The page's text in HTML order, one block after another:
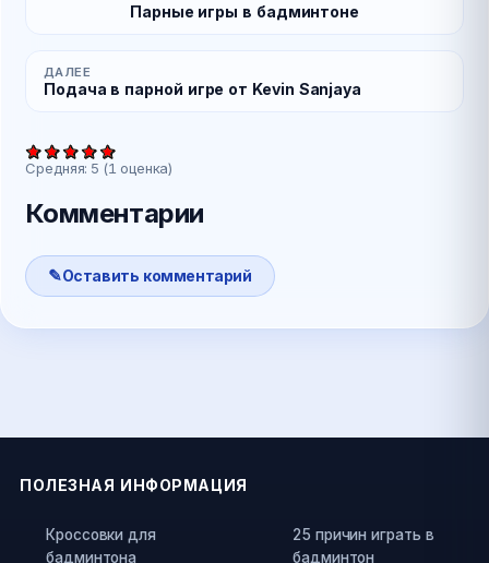
Парные игры в бадминтоне
ДАЛЕЕ
Подача в парной игре от Kevin Sanjaya
Средняя: 5 (1 оценка)
Комментарии
Оставить комментарий
ПОЛЕЗНАЯ ИНФОРМАЦИЯ
Кроссовки для
бадминтона
25 причин играть в
бадминтон